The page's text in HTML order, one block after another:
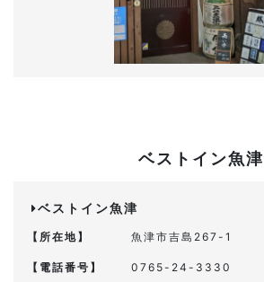
ベストイン魚津
ベストイン魚津
【所在地】 魚津市吉島267-1
【電話番号】 0765-24-3330